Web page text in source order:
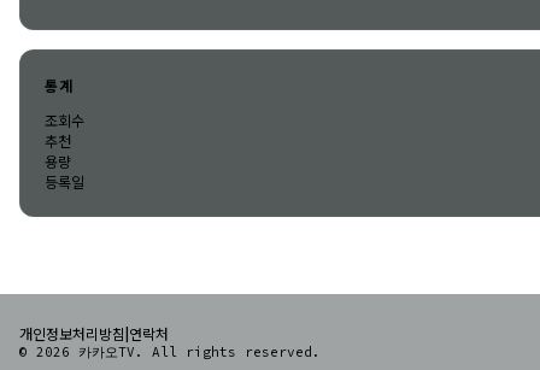
통계
조회수
추천
용량
등록일
개인정보처리방침|연락처
© 2026 카카오TV. All rights reserved.